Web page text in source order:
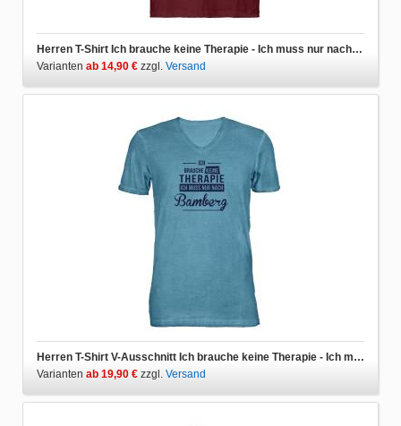
Herren T-Shirt Ich brauche keine Therapie - Ich muss nur nach Bamberg
Varianten ab 14,90 € zzgl. Versand
Herren T-Shirt V-Ausschnitt Ich brauche keine Therapie - Ich muss nur nach Bamberg
Varianten ab 19,90 € zzgl. Versand